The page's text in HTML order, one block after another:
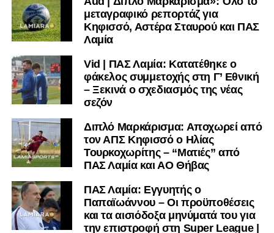
μεταγραφικό ρεπορτάζ για
Κηφισσό, Αστέρα Σταυρού και ΠΑΣ
Λαμία
Vid | ΠΑΣ Λαμία: Κατατέθηκε ο
φάκελος συμμετοχής στη Γ’ Εθνική
– Ξεκινά ο σχεδιασμός της νέας
σεζόν
Διπλό Μαρκάρισμα: Αποχωρεί από
τον ΑΠΣ Κηφισσό ο Ηλίας
Τουρκοχωρίτης – “Ματιές” από
ΠΑΣ Λαμία και ΑΟ Θήβας
ΠΑΣ Λαμία: Εγγυητής ο
Παπαϊωάννου – Οι προϋποθέσεις
και τα αισιόδοξα μηνύματά του για
την επιστροφή στη Super League |